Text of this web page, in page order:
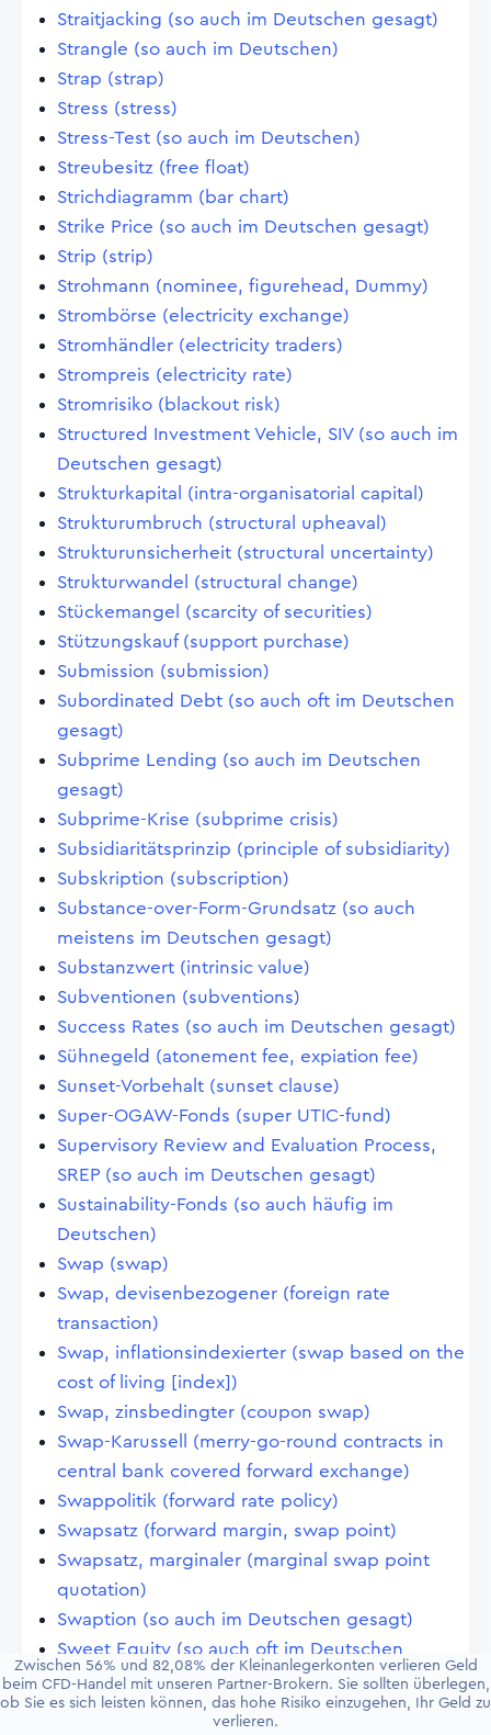
Straitjacking (so auch im Deutschen gesagt)
Strangle (so auch im Deutschen)
Strap (strap)
Stress (stress)
Stress-Test (so auch im Deutschen)
Streubesitz (free float)
Strichdiagramm (bar chart)
Strike Price (so auch im Deutschen gesagt)
Strip (strip)
Strohmann (nominee, figurehead, Dummy)
Strombörse (electricity exchange)
Stromhändler (electricity traders)
Strompreis (electricity rate)
Stromrisiko (blackout risk)
Structured Investment Vehicle, SIV (so auch im
Deutschen gesagt)
Strukturkapital (intra-organisatorial capital)
Strukturumbruch (structural upheaval)
Strukturunsicherheit (structural uncertainty)
Strukturwandel (structural change)
Stückemangel (scarcity of securities)
Stützungskauf (support purchase)
Submission (submission)
Subordinated Debt (so auch oft im Deutschen
gesagt)
Subprime Lending (so auch im Deutschen
gesagt)
Subprime-Krise (subprime crisis)
Subsidiaritätsprinzip (principle of subsidiarity)
Subskription (subscription)
Substance-over-Form-Grundsatz (so auch
meistens im Deutschen gesagt)
Substanzwert (intrinsic value)
Subventionen (subventions)
Success Rates (so auch im Deutschen gesagt)
Sühnegeld (atonement fee, expiation fee)
Sunset-Vorbehalt (sunset clause)
Super-OGAW-Fonds (super UTIC-fund)
Supervisory Review and Evaluation Process,
SREP (so auch im Deutschen gesagt)
Sustainability-Fonds (so auch häufig im
Deutschen)
Swap (swap)
Swap, devisenbezogener (foreign rate
transaction)
Swap, inflationsindexierter (swap based on the
cost of living [index])
Swap, zinsbedingter (coupon swap)
Swap-Karussell (merry-go-round contracts in
central bank covered forward exchange)
Swappolitik (forward rate policy)
Swapsatz (forward margin, swap point)
Swapsatz, marginaler (marginal swap point
quotation)
Swaption (so auch im Deutschen gesagt)
Sweet Equity (so auch oft im Deutschen
gesagt)
Switcher (switcher)
Zwischen 56% und 82,08% der Kleinanlegerkonten verlieren Geld
beim CFD-Handel mit unseren Partner-Brokern. Sie sollten überlegen,
ob Sie es sich leisten können, das hohe Risiko einzugehen, Ihr Geld zu
verlieren.